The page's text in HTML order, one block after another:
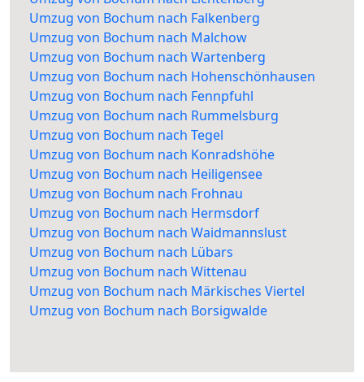
Umzug von Bochum nach Falkenberg
Umzug von Bochum nach Malchow
Umzug von Bochum nach Wartenberg
Umzug von Bochum nach Hohenschönhausen
Umzug von Bochum nach Fennpfuhl
Umzug von Bochum nach Rummelsburg
Umzug von Bochum nach Tegel
Umzug von Bochum nach Konradshöhe
Umzug von Bochum nach Heiligensee
Umzug von Bochum nach Frohnau
Umzug von Bochum nach Hermsdorf
Umzug von Bochum nach Waidmannslust
Umzug von Bochum nach Lübars
Umzug von Bochum nach Wittenau
Umzug von Bochum nach Märkisches Viertel
Umzug von Bochum nach Borsigwalde